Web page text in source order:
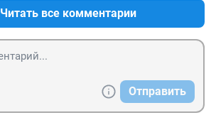
Читать все комментарии
Отправить